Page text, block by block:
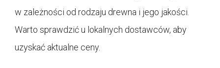
w zależności od rodzaju drewna i jego jakości.
Warto sprawdzić u lokalnych dostawców, aby
uzyskać aktualne ceny.